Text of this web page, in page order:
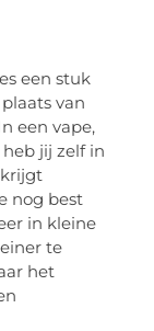
een stuk
van
een vape,
jij zelf in
nog best
in kleine
te
het